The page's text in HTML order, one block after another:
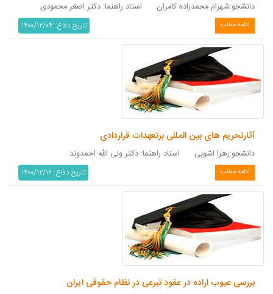
دانشجو:شهرام محمدزاده كامران استاد راهنما: دکتر اصغر محمودی
ادامه مطلب تاریخ دفاع: ۱۴۰۰/۱۲/۰۴
آثارتحریم های بین المللی برتعهدات قراردادی
دانشجو:زهرا اشوبی استاد راهنما: دکتر ولی الله احمدوند
ادامه مطلب تاریخ دفاع: ۱۴۰۰/۱۲/۱۶
بررسی عیوب اراده در عقود تبرعی در نظام حقوقی ایران